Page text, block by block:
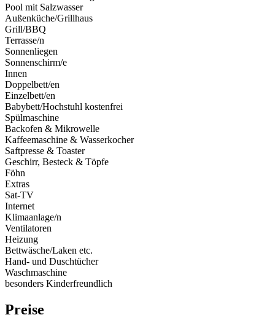
Pool mit Salzwasser
Außenküche/Grillhaus
Grill/BBQ
Terrasse/n
Sonnenliegen
Sonnenschirm/e
Innen
Doppelbett/en
Einzelbett/en
Babybett/Hochstuhl kostenfrei
Spülmaschine
Backofen & Mikrowelle
Kaffeemaschine & Wasserkocher
Saftpresse & Toaster
Geschirr, Besteck & Töpfe
Föhn
Extras
Sat-TV
Internet
Klimaanlage/n
Ventilatoren
Heizung
Bettwäsche/Laken etc.
Hand- und Duschtücher
Waschmaschine
besonders Kinderfreundlich
Preise